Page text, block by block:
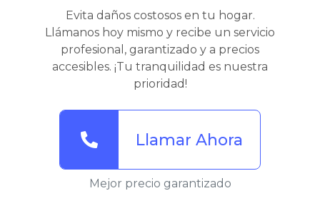
Evita daños costosos en tu hogar.
Llámanos hoy mismo y recibe un servicio
profesional, garantizado y a precios
accesibles. ¡Tu tranquilidad es nuestra
prioridad!
Llamar Ahora
Mejor precio garantizado